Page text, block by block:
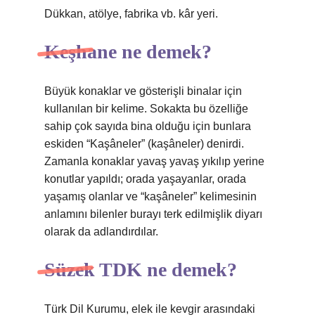
Dükkan, atölye, fabrika vb. kâr yeri.
Keşhane ne demek?
Büyük konaklar ve gösterişli binalar için
kullanılan bir kelime. Sokakta bu özelliğe
sahip çok sayıda bina olduğu için bunlara
eskiden “Kaşâneler” (kaşâneler) denirdi.
Zamanla konaklar yavaş yavaş yıkılıp yerine
konutlar yapıldı; orada yaşayanlar, orada
yaşamış olanlar ve “kaşâneler” kelimesinin
anlamını bilenler burayı terk edilmişlik diyarı
olarak da adlandırdılar.
Süzek TDK ne demek?
Türk Dil Kurumu, elek ile kevgir arasındaki